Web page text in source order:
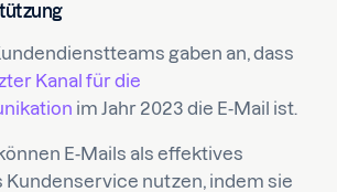
gaben an, dass
Kanal für die
im Jahr 2023 die E-Mail ist.
E-Mails als effektives
nutzen, indem sie